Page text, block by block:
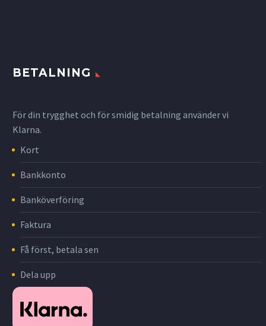
BETALNING
För din trygghet och för smidig betalning använder vi
Klarna.
Kort
Bankkonto
Banköverföring
Faktura
Få först, betala sen
Dela upp